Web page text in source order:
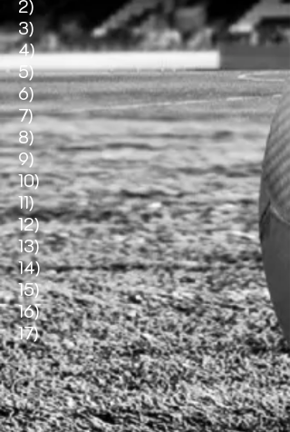
2)
3)
4)
5)
6)
7)
8)
9)
10)
11)
12)
13)
14)
15)
16)
17)